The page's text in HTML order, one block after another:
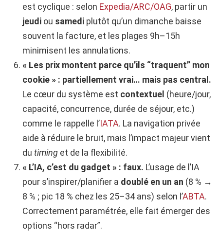
est cyclique : selon Expedia/ARC/OAG, partir un
jeudi ou samedi plutôt qu’un dimanche baisse
souvent la facture, et les plages 9h–15h
minimisent les annulations.
« Les prix montent parce qu’ils “traquent” mon
cookie » : partiellement vrai… mais pas central.
Le cœur du système est contextuel (heure/jour,
capacité, concurrence, durée de séjour, etc.)
comme le rappelle l’IATA. La navigation privée
aide à réduire le bruit, mais l’impact majeur vient
du timing et de la flexibilité.
« L’IA, c’est du gadget » : faux. L’usage de l’IA
pour s’inspirer/planifier a doublé en un an (8 % →
8 % ; pic 18 % chez les 25–34 ans) selon l’ABTA.
Correctement paramétrée, elle fait émerger des
options “hors radar”.